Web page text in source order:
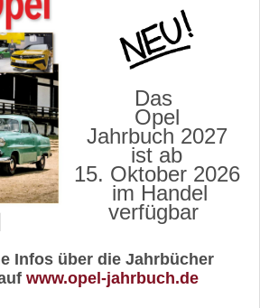
Das
Opel
Jahrbuch 2027
ist ab
15. Oktober 2026
im Handel
verfügbar
Infos über die Jahrbücher
www.opel-jahrbuch.de